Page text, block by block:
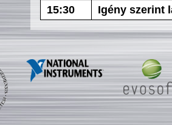
15:30
Igény szerint